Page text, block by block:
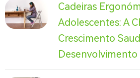
Cadeiras
Adolescentes: A
Crescimento
Desenvolvimento